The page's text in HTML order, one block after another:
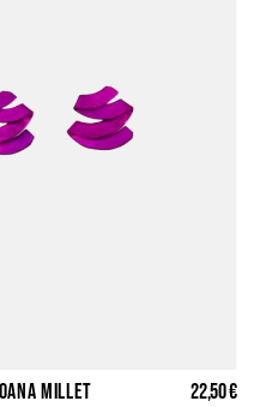
MILLET 22,50 €